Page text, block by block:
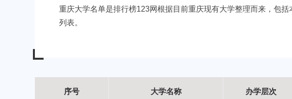
重庆大学名单是排行榜123网根据目前重庆现有大学整理而来，包
列表。
序号 大学名称 办学层次